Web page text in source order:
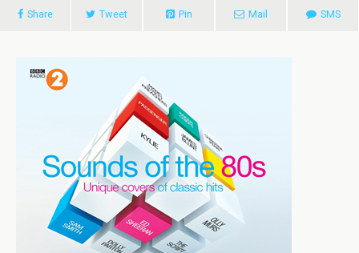
Share Tweet Pin Mail SMS